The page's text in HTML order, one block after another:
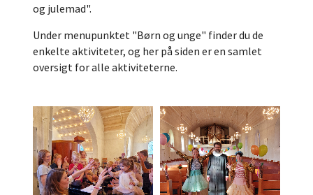
og julemad".
Under menupunktet "Børn og unge" finder du de
enkelte aktiviteter, og her på siden er en samlet
oversigt for alle aktiviteterne.